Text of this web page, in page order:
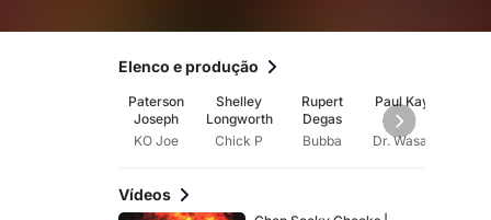
Elenco e produção
Paterson
Joseph
KO Joe
Shelley
Longworth
Chick P
Rupert
Degas
Bubba
Paul Kaye
Dr. Wasabi
Vídeos